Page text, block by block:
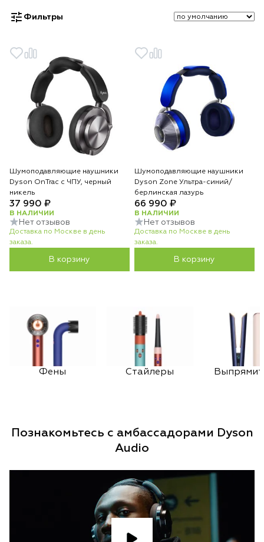
Фильтры
Шумоподавляющие наушники
Dyson OnTrac с ЧПУ, черный
никель
37 990 ₽
В НАЛИЧИИ
Нет отзывов
Доставка по Москве в день
заказа.
В корзину
Шумоподавляющие наушники
Dyson Zone Ультра-синий/
берлинская лазурь
66 990 ₽
В НАЛИЧИИ
Нет отзывов
Доставка по Москве в день
заказа.
В корзину
Фены Стайлеры
Познакомьтесь с амбассадорами Dyson
Audio